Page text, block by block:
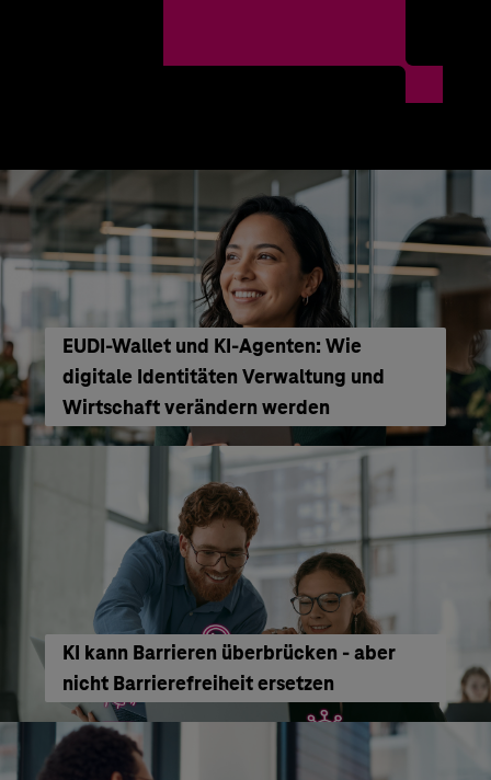
EUDI-Wallet und KI-Agenten: Wie
digitale Identitäten Verwaltung und
Wirtschaft verändern werden
KI kann Barrieren überbrücken - aber
nicht Barrierefreiheit ersetzen